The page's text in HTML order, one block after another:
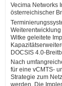
Vecima Networks
österreichischer
Witke geleitete
DOCSIS 4.0-
Nach
für eine vCMTS-
Strategie zum